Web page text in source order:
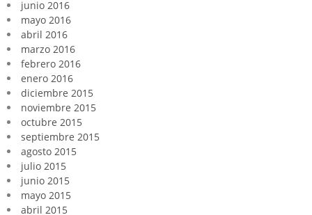
junio 2016
mayo 2016
abril 2016
marzo 2016
febrero 2016
enero 2016
diciembre 2015
noviembre 2015
octubre 2015
septiembre 2015
agosto 2015
julio 2015
junio 2015
mayo 2015
abril 2015